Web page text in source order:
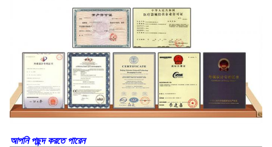
আপনি পছন্দ করতে পারেন